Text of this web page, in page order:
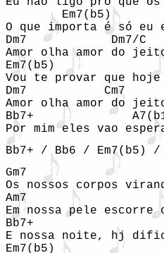
Em7(b5)
O que importa é só eu
Dm7            Dm7/C
Amor olha amor do
Em7(b5)
Vou te provar que
Dm7           Cm7
Amor olha amor do
Bb7+
Por mim eles vao
Bb7+ / Bb6 / Em7(b5) /
Gm7
Os nossos corpos
Am7
Em nossa pele escorre
Bb7+
E nossa noite, hj
Em7(b5)